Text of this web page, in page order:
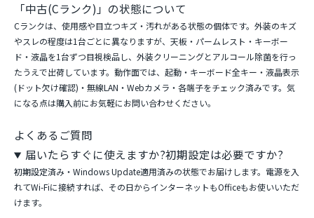
「中古(Cランク)」の状態について
Cランクは、使用感や目立つキズ・汚れがある状態の個体です。外装のキズ
やスレの程度は1台ごとに異なりますが、天板・パームレスト・キーボー
ド・液晶を1台ずつ目視検品し、外装クリーニングとアルコール除菌を行っ
たうえで出荷しています。動作面では、起動・キーボード全キー・液晶表示
(ドット欠け確認)・無線LAN・Webカメラ・各端子をチェック済みです。気
になる点は購入前にお気軽にお問い合わせください。
よくあるご質問
届いたらすぐに使えますか?初期設定は必要ですか?
初期設定済み・Windows Update適用済みの状態でお届けします。電源を入
れてWi-Fiに接続すれば、その日からインターネットもOfficeもお使いいただ
けます。